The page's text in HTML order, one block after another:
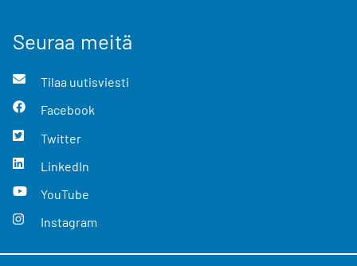
Seuraa meitä
Tilaa uutisviesti
Facebook
Twitter
LinkedIn
YouTube
Instagram